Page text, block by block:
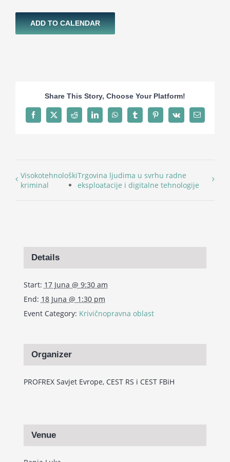
ADD TO CALENDAR
Share This Story, Choose Your Platform!
Facebook
X Reddit LinkedInWhatsAppTumblrPinterest
Vk Email
Visokotehnološki
kriminal
Trgovina ljudima u svrhu radne
eksploatacije i digitalne tehnologije
Details
Start: 17 Juna @ 9:30 am
End: 18 Juna @ 1:30 pm
Event Category: Krivičnopravna oblast
Organizer
PROFREX Savjet Evrope, CEST RS i CEST FBiH
Venue